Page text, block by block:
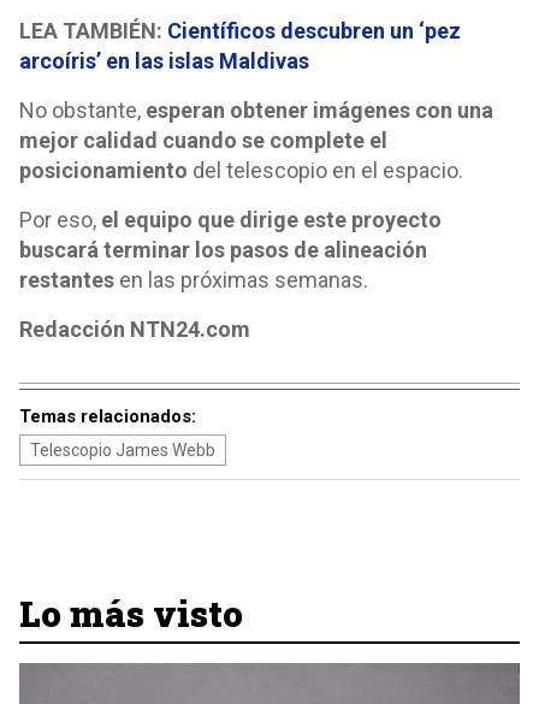
LEA TAMBIÉN: Científicos descubren un ‘pez
arcoíris’ en las islas Maldivas
No obstante, esperan obtener imágenes con una
mejor calidad cuando se complete el
posicionamiento del telescopio en el espacio.
Por eso, el equipo que dirige este proyecto
buscará terminar los pasos de alineación
restantes en las próximas semanas.
Redacción NTN24.com
Temas relacionados:
Telescopio James Webb
Lo más visto